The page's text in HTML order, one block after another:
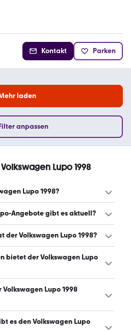
Kontakt Parken
laden
anpassen
Lupo 1998
Lupo 1998?
Lupo 1998 liegt
Angebote gibt es aktuell?
Lupo bei mobile.de,
der Volkswagen Lupo 1998?
hat Leistungen zwischen 41
bietet der Volkswagen Lupo
ist mit manuellem und
erhältlich. (Stand: 8.8.2026)
Lupo 1998
gibt es in folgenden Farben:
es den Volkswagen Lupo